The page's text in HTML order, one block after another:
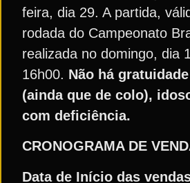
feira, dia 29. A partida,
rodada do Campeonato
realizada no domingo, dia
16h00. Não há
(ainda que de colo),
com deficiência.
CRONOGRAMA DE
Data de Início das